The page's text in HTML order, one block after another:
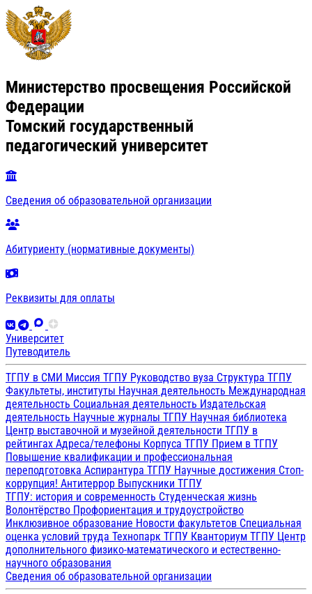
Министерство просвещения Российской
Федерации
Томский государственный
педагогический университет
Сведения об образовательной организации
Абитуриенту (нормативные документы)
Реквизиты для оплаты
Университет
Путеводитель
ТГПУ в СМИ Миссия ТГПУ Руководство вуза Структура ТГПУ
Факультеты, институты Научная деятельность Международная
деятельность Социальная деятельность Издательская
деятельность Научные журналы ТГПУ Научная библиотека
Центр выставочной и музейной деятельности ТГПУ в
рейтингах Адреса/телефоны Корпуса ТГПУ Прием в ТГПУ
Повышение квалификации и профессиональная
переподготовка Аспирантура ТГПУ Научные достижения Стоп-
коррупция! Антитеррор Выпускники ТГПУ
ТГПУ: история и современность Студенческая жизнь
Волонтёрство Профориентация и трудоустройство
Инклюзивное образование Новости факультетов Специальная
оценка условий труда Технопарк ТГПУ Кванториум ТГПУ Центр
дополнительного физико-математического и естественно-
научного образования
Сведения об образовательной организации